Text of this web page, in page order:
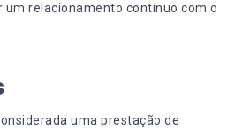
relacionamento contínuo com o
uma prestação de